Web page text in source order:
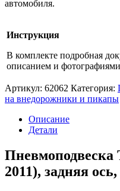
автомобиля.
Инструкция
В комплекте подробная
описанием и
Артикул: 62062 Категория:
на внедорожники и пикапы
Описание
Детали
Пневмоподвеска
2011), задняя